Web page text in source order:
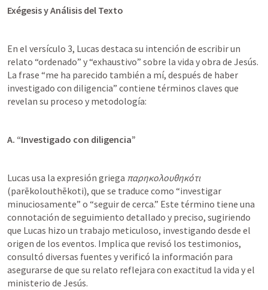
Exégesis y Análisis del Texto
En el versículo 3, Lucas destaca su intención de escribir un
relato “ordenado” y “exhaustivo” sobre la vida y obra de Jesús.
La frase “me ha parecido también a mí, después de haber
investigado con diligencia” contiene términos claves que
revelan su proceso y metodología:
A. “Investigado con diligencia”
Lucas usa la expresión griega παρηκολουθηκότι
(parēkolouthēkoti), que se traduce como “investigar
minuciosamente” o “seguir de cerca.” Este término tiene una
connotación de seguimiento detallado y preciso, sugiriendo
que Lucas hizo un trabajo meticuloso, investigando desde el
origen de los eventos. Implica que revisó los testimonios,
consultó diversas fuentes y verificó la información para
asegurarse de que su relato reflejara con exactitud la vida y el
ministerio de Jesús.